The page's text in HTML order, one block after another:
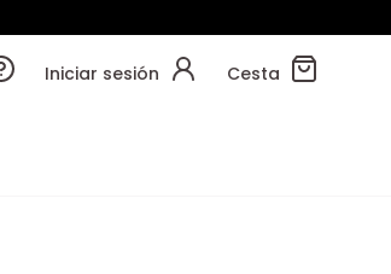
Iniciar sesión Cesta